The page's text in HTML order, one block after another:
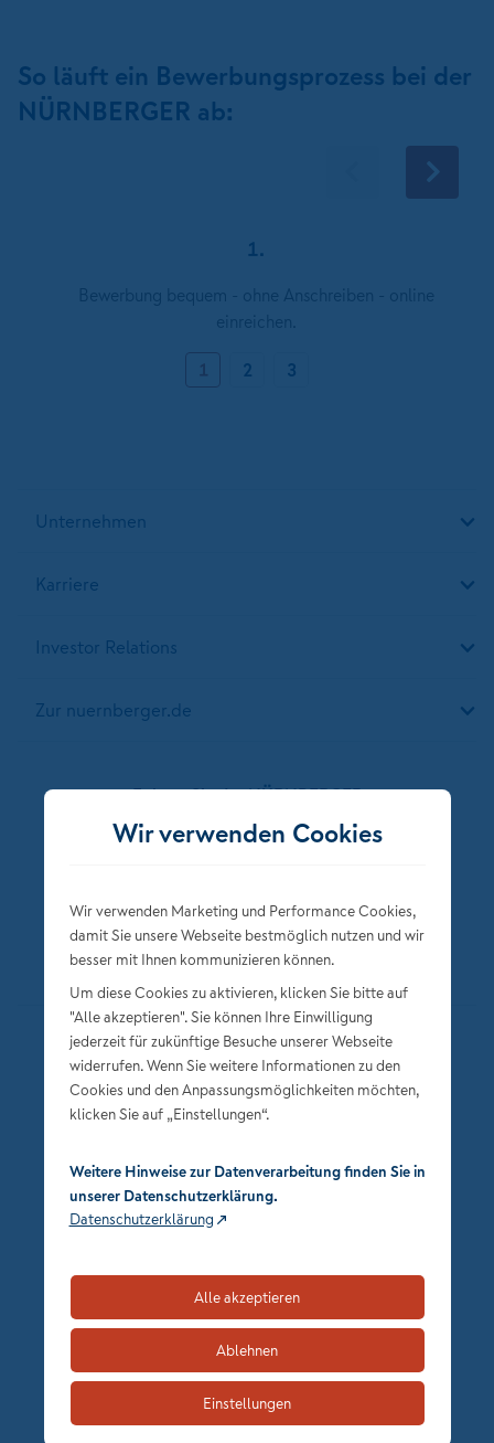
So läuft ein Bewerbungsprozess bei der
NÜRNBERGER ab:
1.
1
2 3
Unternehmen
Karriere
Investor Relations
Zur nuernberger.de
Folgen Sie der NÜRNBERGER
Datenschutz
Impressum
Privatsphäre-Einstellungen
zum Seitenanfang
Wir verwenden Cookies
Wir verwenden Marketing und Performance Cookies,
damit Sie unsere Webseite bestmöglich nutzen und wir
besser mit Ihnen kommunizieren können.
Um diese Cookies zu aktivieren, klicken Sie bitte auf
"Alle akzeptieren". Sie können Ihre Einwilligung
jederzeit für zukünftige Besuche unserer Webseite
widerrufen. Wenn Sie weitere Informationen zu den
Cookies und den Anpassungsmöglichkeiten möchten,
klicken Sie auf „Einstellungen“.
Weitere Hinweise zur Datenverarbeitung finden Sie in
unserer Datenschutzerklärung.
Datenschutzerklärung
Alle akzeptieren
Ablehnen
Einstellungen